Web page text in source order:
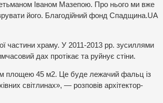
Іваном Мазепою. Про нього ми вже
його. Благодійний фонд Спадщина.UA
частини храму. У 2011-2013 рр. зусиллями
дах протікає та руйнує стіни.
площею 45 м2. Це буде лежачий фальц із
світлинах», — розповів архітектор-